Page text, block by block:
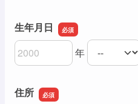
生年月日
生年月日の年 年
生年月日の月
生年月日の日
住所